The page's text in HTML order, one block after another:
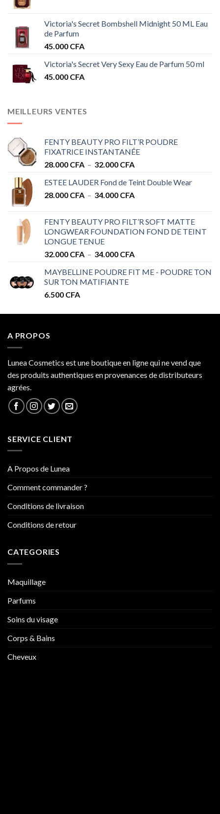
Victoria's Secret Bombshell Midnight 50 ML Eau
de Parfum
45.000 CFA
Victoria's Secret Very Sexy Eau de Parfum 50 ml
45.000 CFA
MEILLEURS VENTES
FENTY BEAUTY PRO FILT’R POUDRE
FIXATRICE INSTANTANÉE
28.000 CFA – 32.000 CFAPlage
prix :
28.000 CFA
ESTEE LAUDER Fond de Teint Double Wear
28.000 CFA – 34.000 CFAPlage
28.000 CFA
à
FENTY BEAUTY PRO FILT’R SOFT MATTE
LONGWEAR FOUNDATION FOND DE TEINT
LONGUE TENUE
32.000 CFA – 34.000 CFAPlage
prix :
MAYBELLINE POUDRE FIT ME - POUDRE TON
SUR TON MATIFIANTE
6.500 CFA
A PROPOS
Lunea Cosmetics est une boutique en ligne qui ne vend que
des produits authentiques en provenances de distributeurs
agrées.
SERVICE CLIENT
A Propos de Lunea
Comment commander ?
Conditions de livraison
Conditions de retour
CATEGORIES
Maquillage
Parfums
Soins du visage
Corps & Bains
Cheveux